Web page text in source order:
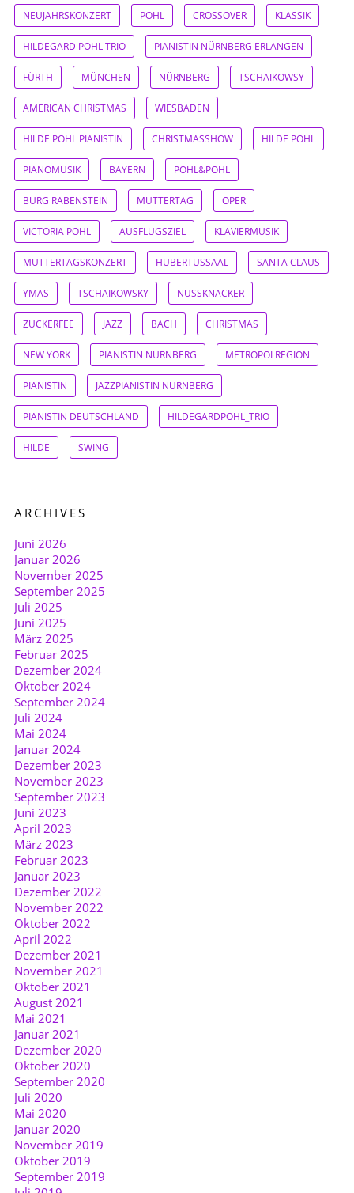
NEUJAHRSKONZERT POHL CROSSOVER KLASSIK
HILDEGARD POHL TRIO PIANISTIN NÜRNBERG ERLANGEN
FÜRTH MÜNCHEN NÜRNBERG TSCHAIKOWSY
AMERICAN CHRISTMAS WIESBADEN
HILDE POHL PIANISTIN CHRISTMASSHOW HILDE POHL
PIANOMUSIK BAYERN POHL&POHL
BURG RABENSTEIN MUTTERTAG OPER
VICTORIA POHL AUSFLUGSZIEL KLAVIERMUSIK
MUTTERTAGSKONZERT HUBERTUSSAAL SANTA CLAUS
YMAS TSCHAIKOWSKY NUSSKNACKER
ZUCKERFEE JAZZ BACH CHRISTMAS
NEW YORK PIANISTIN NÜRNBERG METROPOLREGION
PIANISTIN JAZZPIANISTIN NÜRNBERG
PIANISTIN DEUTSCHLAND HILDEGARDPOHL_TRIO
HILDE SWING
ARCHIVES
Juni 2026
Januar 2026
November 2025
September 2025
Juli 2025
Juni 2025
März 2025
Februar 2025
Dezember 2024
Oktober 2024
September 2024
Juli 2024
Mai 2024
Januar 2024
Dezember 2023
November 2023
September 2023
Juni 2023
April 2023
März 2023
Februar 2023
Januar 2023
Dezember 2022
November 2022
Oktober 2022
April 2022
Dezember 2021
November 2021
Oktober 2021
August 2021
Mai 2021
Januar 2021
Dezember 2020
Oktober 2020
September 2020
Juli 2020
Mai 2020
Januar 2020
November 2019
Oktober 2019
September 2019